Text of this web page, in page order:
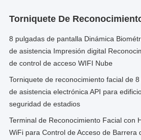
Torniquete De
8 pulgadas de pantalla Dinámica
de asistencia Impresión digital
de control de acceso WIFI Nube
Torniquete de reconocimiento facial de
de asistencia electrónica API para
seguridad de estadios
Terminal de Reconocimiento Facial con
WiFi para Control de Acceso de Barrera